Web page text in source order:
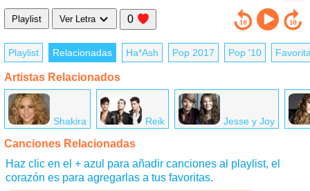
Playlist Ver Letra 0
Playlist Relacionadas Ha*Ash Pop 2017 Pop '10
Artistas Relacionados
Shakira Reik Jesse y Joy
Canciones Relacionadas
Haz clic en el + azul para añadir canciones al playlist, el
corazón es para agregarlas a tus favoritas.